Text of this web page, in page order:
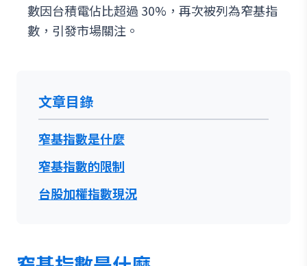
數因台積電佔比超過 30%，再次被列為窄基指
數，引發市場關注。
文章目錄
窄基指數是什麼
窄基指數的限制
台股加權指數現況